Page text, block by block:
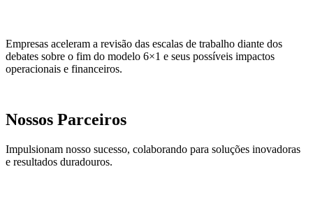
Empresas aceleram a revisão das escalas de trabalho diante dos
debates sobre o fim do modelo 6×1 e seus possíveis impactos
operacionais e financeiros.
Nossos Parceiros
Impulsionam nosso sucesso, colaborando para soluções inovadoras
e resultados duradouros.